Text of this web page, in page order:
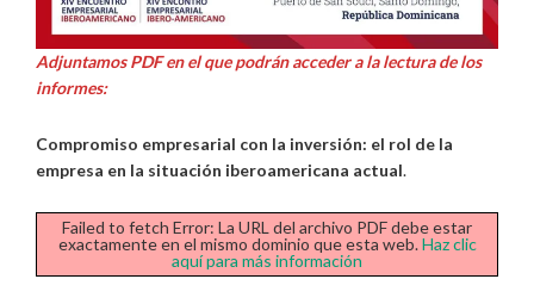
Adjuntamos PDF en el que podrán acceder a la lectura de los
informes:
Compromiso empresarial con la inversión: el rol de la
empresa en la situación iberoamericana actual.
Failed to fetch Error: La URL del archivo PDF debe estar
exactamente en el mismo dominio que esta web.Haz clic
aquí para más información